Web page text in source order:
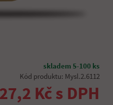
skladem 5-100 ks
Kód produktu: Mysl.2.6112
27,2 Kč s DPH